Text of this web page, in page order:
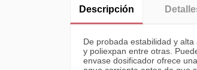
Descripción
De probada estabilidad y
y poliexpan entre otras.
envase dosificador ofrece